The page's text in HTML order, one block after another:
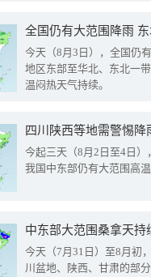
全国仍有大范围降雨
今天（8月3日），全国仍
地区东部至华北、东北一
温闷热天气持续。
今起三天（8月2日至4日
我国中东部仍有大范围高
中东部大范围桑拿天
今天（7月31日）至8月初
川盆地、陕西、甘肃的部